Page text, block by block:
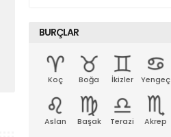
BURÇLAR
Koç Boğa İkizler Yengeç
Aslan Başak Terazi Akrep